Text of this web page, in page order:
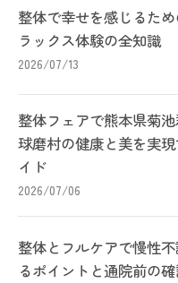
整体で幸せを感じるた
ラックス体験の全知識
2026/07/13
整体フェアで熊本県菊
球磨村の健康と美を実
イド
2026/07/06
整体とフルケアで慢性
るポイントと通院前の